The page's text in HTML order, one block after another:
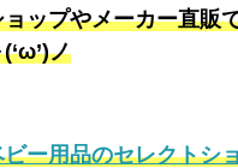
ップやメーカー直販
ノ
ー用品のセレクトシ